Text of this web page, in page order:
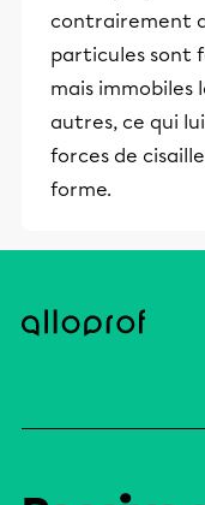
contrairement
particules sont
mais immobiles
autres, ce qui
forces de
forme.